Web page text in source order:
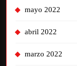
mayo 2022
abril 2022
marzo 2022